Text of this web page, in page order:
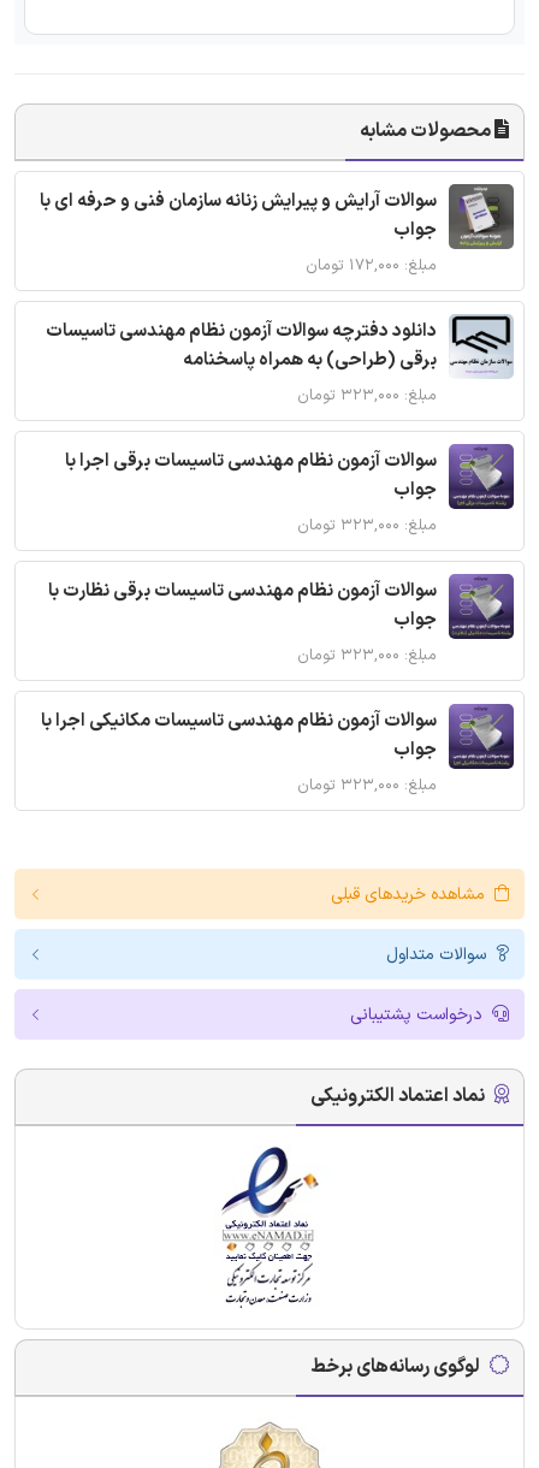
محصولات مشابه
سوالات آرایش و پیرایش زنانه سازمان فنی و حرفه ای با
جواب
مبلغ: ۱۷۲,۰۰۰ تومان
دانلود دفترچه سوالات آزمون نظام مهندسی تاسیسات
برقی (طراحی) به همراه پاسخنامه
مبلغ: ۳۲۳,۰۰۰ تومان
سوالات آزمون نظام مهندسی تاسیسات برقی اجرا با
جواب
مبلغ: ۳۲۳,۰۰۰ تومان
سوالات آزمون نظام مهندسی تاسیسات برقی نظارت با
جواب
مبلغ: ۳۲۳,۰۰۰ تومان
سوالات آزمون نظام مهندسی تاسیسات مکانیکی اجرا با
جواب
مبلغ: ۳۲۳,۰۰۰ تومان
مشاهده خریدهای قبلی
سوالات متداول
درخواست پشتیبانی
نماد اعتماد الکترونیکی
لوگوی رسانه‌های برخط